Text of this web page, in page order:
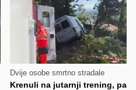
Dvije osobe smrtno stradale
Krenuli na jutarnji trening, pa